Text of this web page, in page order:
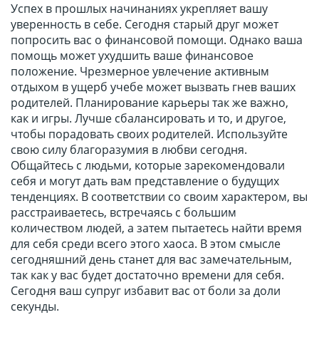
Успех в прошлых начинаниях укрепляет вашу
уверенность в себе. Сегодня старый друг может
попросить вас о финансовой помощи. Однако ваша
помощь может ухудшить ваше финансовое
положение. Чрезмерное увлечение активным
отдыхом в ущерб учебе может вызвать гнев ваших
родителей. Планирование карьеры так же важно,
как и игры. Лучше сбалансировать и то, и другое,
чтобы порадовать своих родителей. Используйте
свою силу благоразумия в любви сегодня.
Общайтесь с людьми, которые зарекомендовали
себя и могут дать вам представление о будущих
тенденциях. В соответствии со своим характером, вы
расстраиваетесь, встречаясь с большим
количеством людей, а затем пытаетесь найти время
для себя среди всего этого хаоса. В этом смысле
сегодняшний день станет для вас замечательным,
так как у вас будет достаточно времени для себя.
Сегодня ваш супруг избавит вас от боли за доли
секунды.